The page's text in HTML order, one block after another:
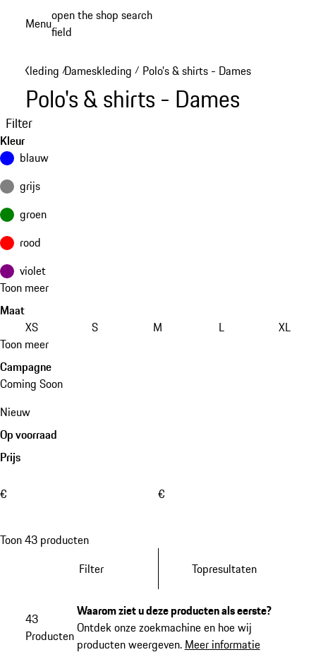
Menuopen the shop search
field
Kleding /Dameskleding / Polo's & shirts - Dames
Polo's & shirts - Dames
Filter
Kleur
blauw
grijs
groen
rood
violet
Toon meer
Maat
XS
S M L
XL
Toon meer
Campagne
Coming Soon
Nieuw
Op voorraad
Prijs
€ €
Toon 43 producten
Filter
Topresultaten
43
Producten
Waarom ziet u deze producten als eerste?
Ontdek onze zoekmachine en hoe wij
producten weergeven. Meer informatie